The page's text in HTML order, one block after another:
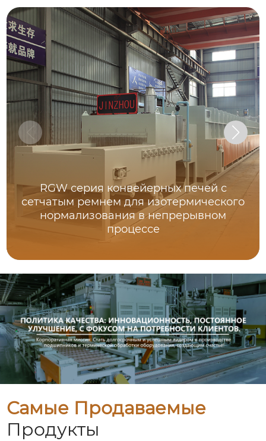
RGW серия конвейерных печей с
сетчатым ремнем для изотермического
нормализования в непрерывном
процессе
Самые Продаваемые
Продукты